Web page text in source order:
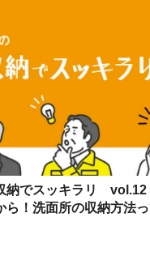
納でスッキラリ
ら！洗面所の収納方法っ